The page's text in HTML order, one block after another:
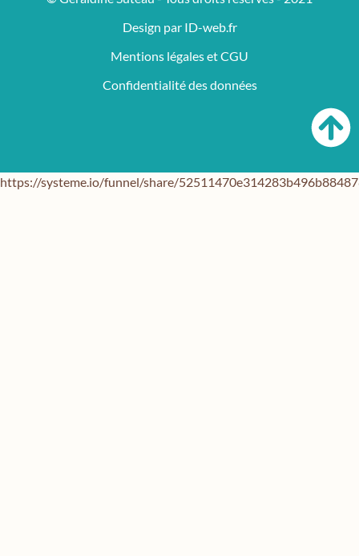
Design par ID-web.fr
Mentions légales et CGU
Confidentialité des données
https://systeme.io/funnel/share/